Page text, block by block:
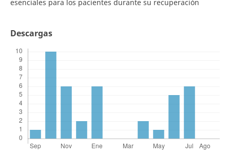
esenciales para los pacientes durante su recuperación
Descargas